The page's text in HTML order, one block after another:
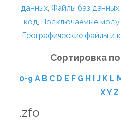
данных, Файлы баз данных,
код, Подключаемые
Географические файлы и
Сортировка
0-9 A B C D E F G H I J K L
XY Z
.zfo